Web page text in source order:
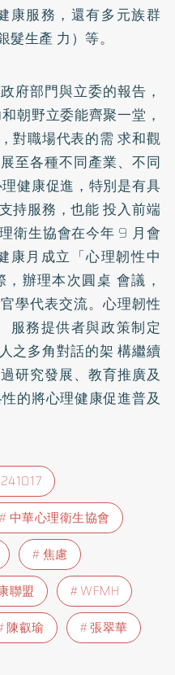
康服務，還有多元族群
髮生產 力）等。
府部門與立委的報告，
朝野立委能齊聚一堂，
對職場代表的需 求和觀
至各種不同產業、不同
健康促進，特別是有具
持服務，也能 投入前端
衛生協會在今年 9 月會
康月成立「心理韌性中
辦理本次圓桌 會議，
學代表交流。心理韌性
服務提供者與政策制定
之多角對話的架 構繼續
研究發展、教育推廣及
的將心理健康促進普及
中華心理衛生協會
焦慮
聯盟
WFMH
陳叡瑜 張翠華